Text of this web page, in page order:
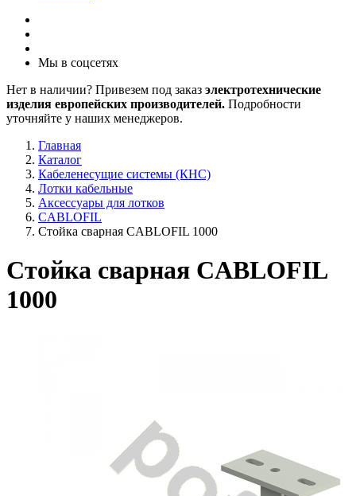
Мы в соцсетях
Нет в наличии? Привезем под заказ электротехнические
изделия европейских производителей. Подробности
уточняйте у наших менеджеров.
Главная
Каталог
Кабеленесущие системы (КНС)
Лотки кабельные
Аксессуары для лотков
CABLOFIL
Стойка сварная CABLOFIL 1000
Стойка сварная CABLOFIL
1000